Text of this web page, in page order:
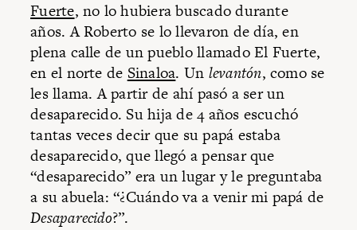
Fuerte, no lo hubiera buscado durante
años. A Roberto se lo llevaron de día, en
plena calle de un pueblo llamado El Fuerte,
en el norte de Sinaloa. Un levantón, como se
les llama. A partir de ahí pasó a ser un
desaparecido. Su hija de 4 años escuchó
tantas veces decir que su papá estaba
desaparecido, que llegó a pensar que
“desaparecido” era un lugar y le preguntaba
a su abuela: “¿Cuándo va a venir mi papá de
Desaparecido?”.